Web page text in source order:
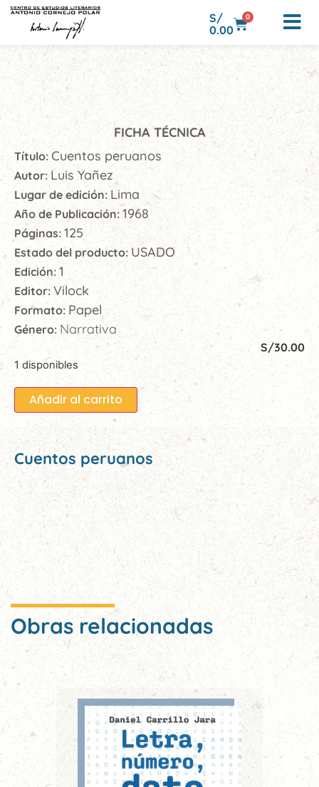
S/
0.00
0
FICHA TÉCNICA
Título: Cuentos peruanos
Autor: Luis Yañez
Lugar de edición: Lima
Año de Publicación:1968
Páginas: 125
Estado del producto: USADO
Edición: 1
Editor: Vilock
Formato: Papel
Género: Narrativa
S/30.00
1 disponibles
Añadir al carrito
Cuentos peruanos
Obras relacionadas